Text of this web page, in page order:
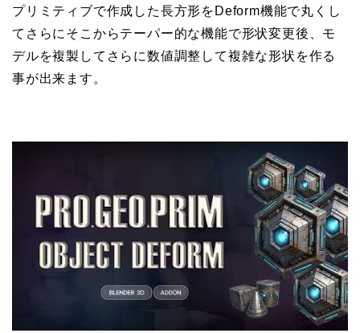
プリミティブで作成した長方形をDeform機能で丸くし
てさらにそこからテーパー的な機能で形状変更後、モ
デルを複製してさらに数値調整して複雑な形状を作る
事が出来ます。